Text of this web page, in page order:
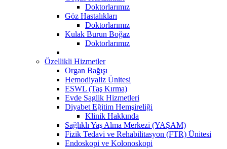
Doktorlarımız
Göz Hastalıkları
Doktorlarımız
Kulak Burun Boğaz
Doktorlarımız
Özellikli Hizmetler
Organ Bağışı
Hemodiyaliz Ünitesi
ESWL (Taş Kırma)
Evde Saglik Hizmetleri
Diyabet Eğitim Hemşireliği
Klinik Hakkında
Sağlıklı Yaş Alma Merkezi (YAŞAM)
Fizik Tedavi ve Rehabilitasyon (FTR) Ünitesi
Endoskopi ve Kolonoskopi